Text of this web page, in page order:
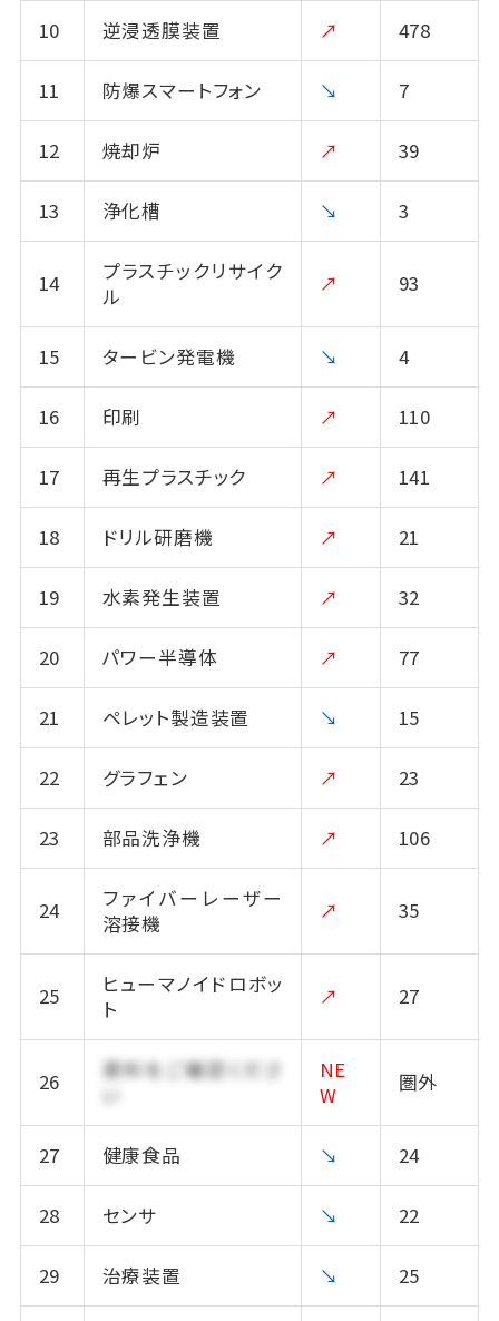
10 逆浸透膜装置 ↗ 478
11 防爆スマートフォン ↘ 7
12 焼却炉 ↗ 39
13 浄化槽 ↘ 3
14
プラスチックリサイク
ル
↗ 93
15 タービン発電機 ↘ 4
16 印刷 ↗ 110
17 再生プラスチック ↗ 141
18 ドリル研磨機 ↗ 21
19 水素発生装置 ↗ 32
20 パワー半導体 ↗ 77
21 ペレット製造装置 ↘ 15
22 グラフェン ↗ 23
23 部品洗浄機 ↗ 106
24
ファイバーレーザー
溶接機
↗ 35
25
ヒューマノイドロボッ
ト
↗ 27
26
資料をご確認くださ
NE
W
圏外
27 健康食品 ↘ 24
28 センサ ↘ 22
29 治療装置 ↘ 25